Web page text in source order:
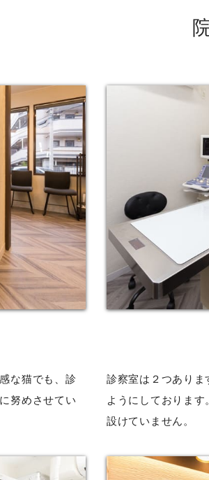
な猫でも、診
努めさせてい
診察室は２つありま
ようにしておりま
設けていません。